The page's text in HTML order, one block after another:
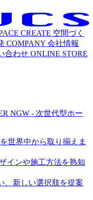
CREATE 空間づく
COMPANY 会社情報
合わせ ONLINE STORE
NGW - 次世代型ホー
世界中から取り揃えま
インや施工方法を熟知
、新しい選択肢を提案